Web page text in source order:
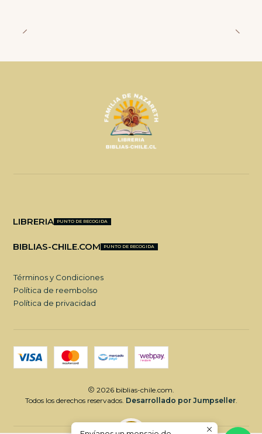
LIBRERIA PUNTO DE RECOGIDA
BIBLIAS-CHILE.COM PUNTO DE RECOGIDA
Términos y Condiciones
Política de reembolso
Política de privacidad
2026 biblias-chile.com.
Todos los derechos reservados. Desarrollado por Jumpseller.